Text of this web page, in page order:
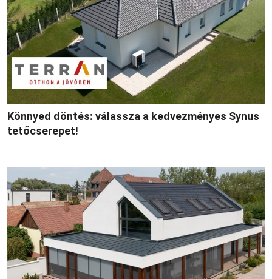
Könnyed döntés: válassza a kedvezményes Synus
tetőcserepet!